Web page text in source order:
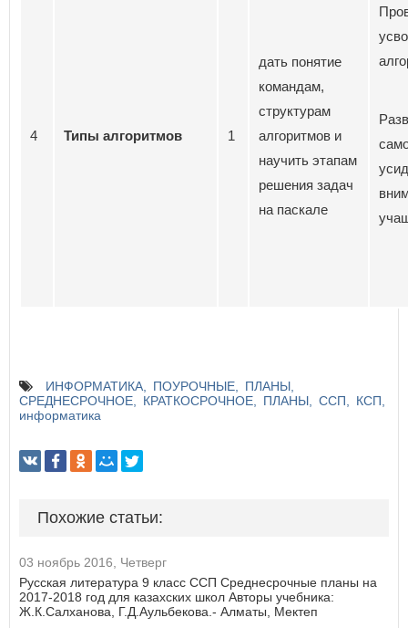
4 Типы алгоритмов 1
дать понятие
командам,
структурам
алгоритмов и
научить этапам
решения задач
на паскале
ИНФОРМАТИКА ПОУРОЧНЫЕ
ПЛАНЫ
СРЕДНЕСРОЧНОЕ
КРАТКОСРОЧНОЕ ПЛАНЫ ССП
КСП
информатика
Похожие статьи:
03 ноябрь 2016, Четверг
Русская литература 9 класс ССП Среднесрочные планы на
2017-2018 год для казахских школ Авторы учебника:
Ж.К.Салханова, Г.Д.Аульбекова.- Алматы, Мектеп